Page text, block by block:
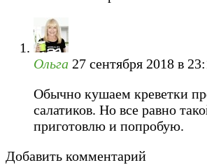
Ольга 27 сентября 2018 в
Обычно кушаем креветки
салатиков. Но все равно
приготовлю и попробую.
Добавить комментарий